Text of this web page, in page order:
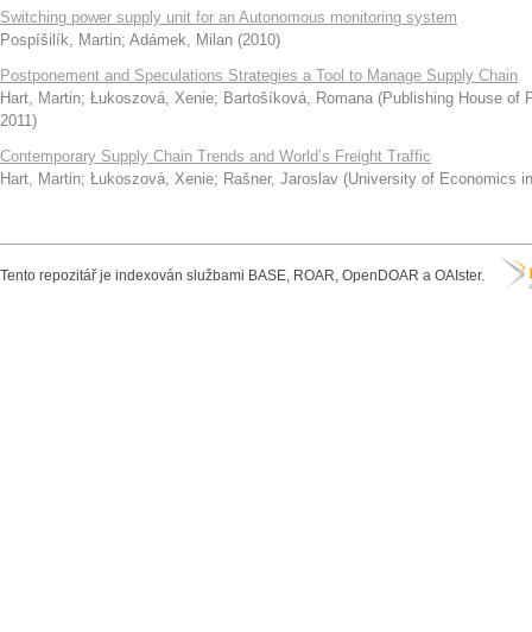
Switching power supply unit for an Autonomous monitoring system
Pospíšilík, Martin; Adámek, Milan (2010)
Postponement and Speculations Strategies a Tool to Manage Supply Chain
Hart, Martin; Łukoszová, Xenie; Bartošíková, Romana (Publishing House of
2011)
Contemporary Supply Chain Trends and World’s Freight Traffic
Hart, Martin; Łukoszová, Xenie; Rašner, Jaroslav (University of Economics
Tento repozitář je indexován službami BASE, ROAR, OpenDOAR a OAIster.